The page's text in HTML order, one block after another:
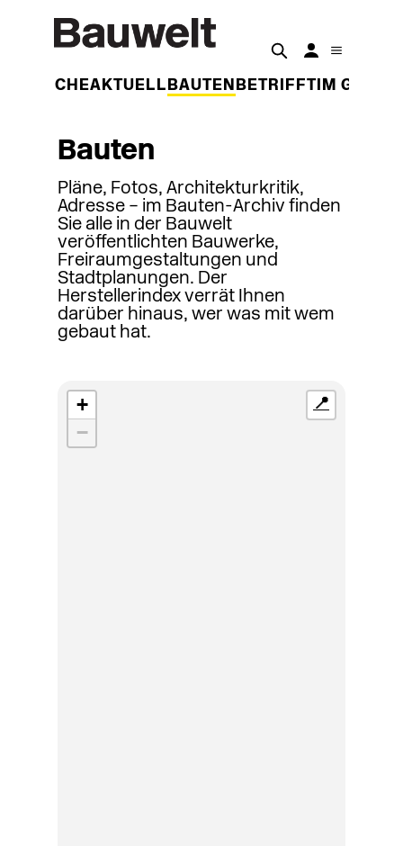
WOCHEAKTUELL BAUTEN BETRIFFT IM
Bauten
Pläne, Fotos, Architekturkritik,
Adresse – im Bauten-Archiv finden
Sie alle in der Bauwelt
veröffentlichten Bauwerke,
Freiraumgestaltungen und
Stadtplanungen. Der
Herstellerindex verrät Ihnen
darüber hinaus, wer was mit wem
gebaut hat.
+
−
📍